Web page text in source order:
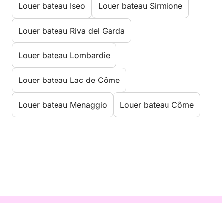
Louer bateau Iseo Louer bateau Sirmione
Louer bateau Riva del Garda
Louer bateau Lombardie
Louer bateau Lac de Côme
Louer bateau Menaggio Louer bateau Côme